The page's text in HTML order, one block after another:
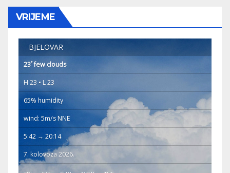
VRIJEME
BJELOVAR
23°few clouds
H 23 • L 23
65% humidity
wind: 5m/s NNE
5:42 → 20:14
7. kolovoza 2026.